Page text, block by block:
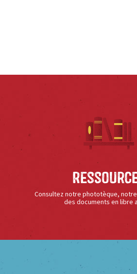
Consultez notre phototèque,
des documents en libre